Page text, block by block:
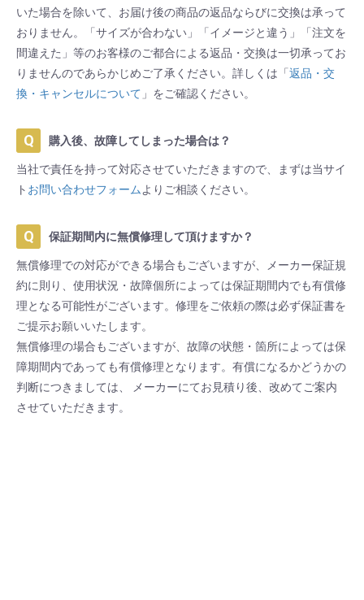
いた場合を除いて、お届け後の商品の返品ならびに交換は承って
おりません。「サイズが合わない」「イメージと違う」「注文を
間違えた」等のお客様のご都合による返品・交換は一切承ってお
りませんのであらかじめご了承ください。詳しくは「 返品・交
換・キャンセルについて 」をご確認ください。
購入後、故障してしまった場合は？
当社で責任を持って対応させていただきますので、まずは当サイ
ト お問い合わせフォーム よりご相談ください。
保証期間内に無償修理して頂けますか？
無償修理での対応ができる場合もございますが、メーカー保証規
約に則り、使用状況・故障個所によっては保証期間内でも有償修
理となる可能性がございます。修理をご依頼の際は必ず保証書を
ご提示お願いいたします。
無償修理の場合もございますが、故障の状態・箇所によっては保
障期間内であっても有償修理となります。有償になるかどうかの
判断につきましては、 メーカーにてお見積り後、改めてご案内
させていただきます。